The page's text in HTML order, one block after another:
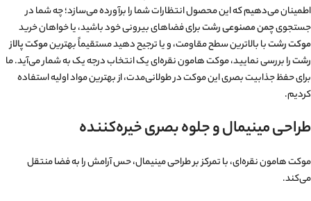
اطمینان می‌دهیم که این محصول انتظارات شما را برآورده می‌سازد؛ چه شما در
جستجویچمن مصنوعی رشتبرای فضاهای بیرونی خود باشید، یا خواهان خرید
موکت رشتبا بالاترین سطح مقاومت، و یا ترجیح دهید مستقیماً بهترینموکت پالاز
رشترا بررسی نمایید، موکت هامون نقره‌ای یک انتخاب درجه یک به شمار می‌آید. ما
برای حفظ جذابیت بصری این موکت در طولانی‌مدت، از بهترین مواد اولیه استفاده
کردیم.
طراحی مینیمال و جلوه بصری خیره‌کننده
موکت هامون نقره‌ای، با تمرکز بر طراحی مینیمال، حس آرامش را به فضا منتقل
می‌کند.